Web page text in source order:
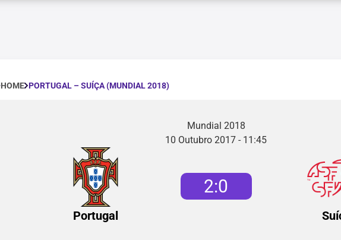
HOME PORTUGAL – SUÍÇA (MUNDIAL 2018)
Mundial 2018
10 Outubro 2017 - 11:45
Portugal
2:0